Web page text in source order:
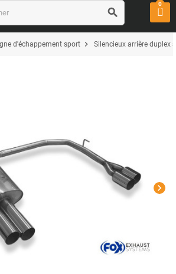
search
0
d'échappement sport chevron_right Silencieux arrière duplex
chevron_right